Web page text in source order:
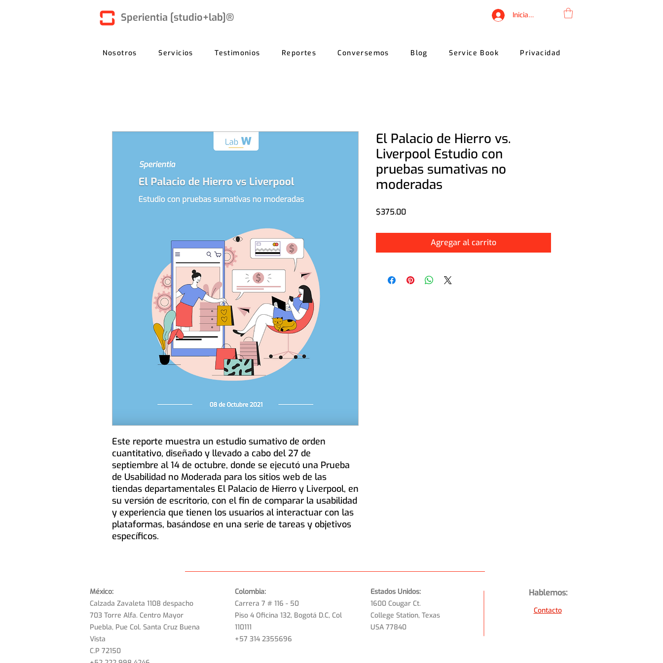
Sperientia [studio+lab]® Iniciar sesión
Nosotros Servicios Testimonios Reportes Conversemos Blog Service Book Privacidad
Este reporte muestra un estudio sumativo de orden
cuantitativo, diseñado y llevado a cabo del 27 de
septiembre al 14 de octubre, donde se ejecutó una Prueba
de Usabilidad no Moderada para los sitios web de las
tiendas departamentales El Palacio de Hierro y Liverpool, en
su versión de escritorio, con el fin de comparar la usabilidad
y experiencia que tienen los usuarios al interactuar con las
plataformas, basándose en una serie de tareas y objetivos
específicos.
El Palacio de Hierro vs.
Liverpool Estudio con
pruebas sumativas no
moderadas
$375.00Precio
Agregar al carrito
México:
Calzada Zavaleta 1108 despacho
703 Torre Alfa. Centro Mayor
Puebla, Pue Col. Santa Cruz Buena
Vista
C.P 72150
Colombia:
Carrera 7 # 116 - 50
Piso 4 Oficina 132, Bogotá D.C, Col
110111
+57 314 2355696
Estados Unidos:
1600 Cougar Ct.
College Station, Texas
USA 77840
Hablemos:
Contacto